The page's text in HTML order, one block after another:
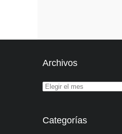
Archivos
Categorías